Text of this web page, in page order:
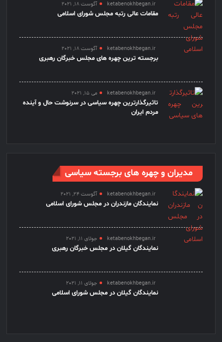
ketabenokhbegan.ir آگوست 18, 2021
مقامات عالی رتبه مجلس شورای اسلامی
ketabenokhbegan.ir آگوست 18, 2021
برجسته ترین چهره های مجلس خبرگان رهبری
ketabenokhbegan.ir می 15, 2021
تاثیرگذارترین چهره سیاسی در سرنوشت حال و آینده
مردم ایران
مدیران و چهره های برجسته سیاسی
ketabenokhbegan.ir آگوست 24, 2021
نمایندگان مازندران در مجلس شورای اسلامی
ketabenokhbegan.ir جولای 11, 2021
نمایندگان گیلان در مجلس خبرگان رهبری
ketabenokhbegan.ir جولای 11, 2021
نمایندگان گیلان در مجلس شورای اسلامی